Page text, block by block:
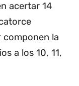
acertar 14
componen la
a los 10, 11,